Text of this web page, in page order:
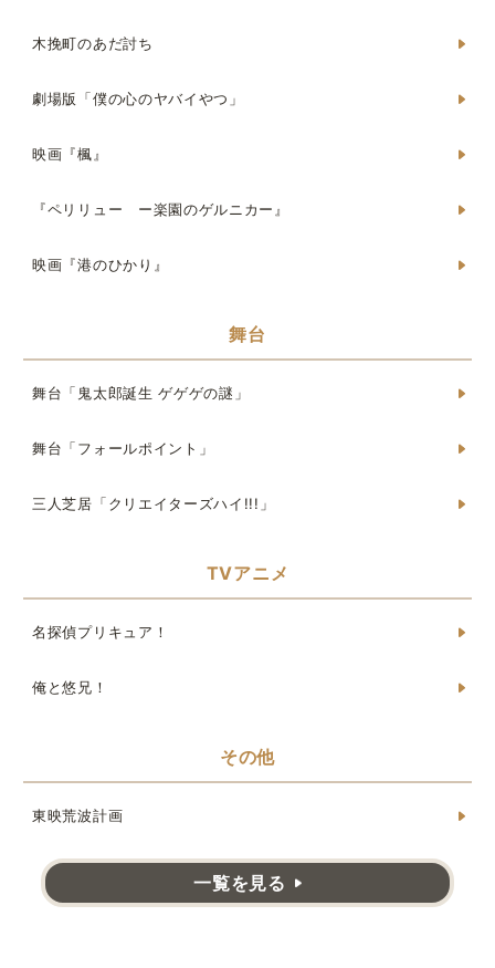
木挽町のあだ討ち
劇場版「僕の心のヤバイやつ」
映画『楓』
『ペリリュー ー楽園のゲルニカー』
映画『港のひかり』
舞台
舞台「鬼太郎誕生 ゲゲゲの謎」
舞台「フォールポイント」
三人芝居「クリエイターズハイ!!!」
TVアニメ
名探偵プリキュア！
俺と悠兄！
その他
東映荒波計画
一覧を見る